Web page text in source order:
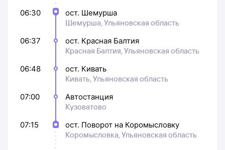
06:30
ост. Шемурша
Шемурша, Ульяновская область
06:37
ост. Красная Балтия
Красная Балтия, Ульяновская область
06:48
ост. Кивать
Кивать, Ульяновская область
07:00
Автостанция
Кузоватово
07:15
ост. Поворот на Коромысловку
Коромысловка, Ульяновская область